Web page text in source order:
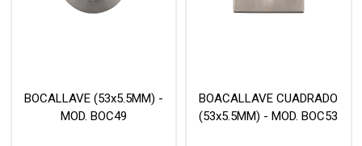
BOCALLAVE (53x5.5MM) -
MOD. BOC49
BOACALLAVE CUADRADO
(53x5.5MM) - MOD. BOC53